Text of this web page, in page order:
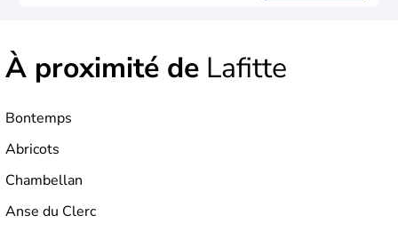
À proximité de Lafitte
Bontemps
Abricots
Chambellan
Anse du Clerc